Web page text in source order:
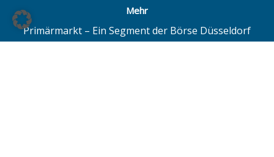
Mehr
Primärmarkt – Ein Segment der Börse Düsseldorf
Quotrix – Ein System der Börse Düsseldorf